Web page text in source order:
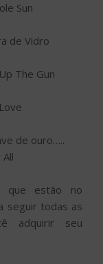
Sun
de Vidro
The Gun
de ouro…..
que estão no
seguir todas as
adquirir seu